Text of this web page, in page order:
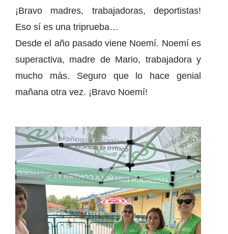
¡Bravo madres, trabajadoras, deportistas!
Eso sí es una triprueba…
Desde el año pasado viene Noemí. Noemí es
superactiva, madre de Mario, trabajadora y
mucho más. Seguro que lo hace genial
mañana otra vez. ¡Bravo Noemí!